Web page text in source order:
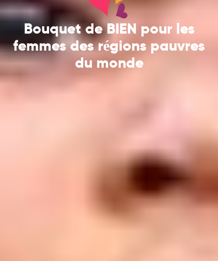
Bouquet de BIEN pour les
femmes des régions pauvres
du monde